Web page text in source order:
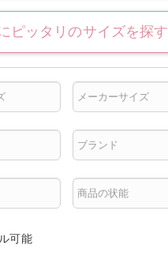
ピッタリのサイズを探す
可能